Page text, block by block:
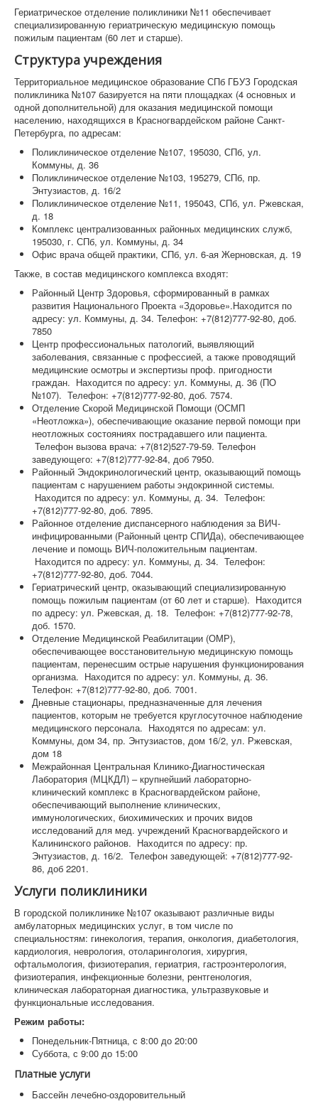
Гериатрическое отделение поликлиники №11 обеспечивает
специализированную гериатрическую медицинскую помощь
пожилым пациентам (60 лет и старше).
Структура учреждения
Территориальное медицинское образование СПб ГБУЗ Городская
поликлиника №107 базируется на пяти площадках (4 основных и
одной дополнительной) для оказания медицинской помощи
населению, находящихся в Красногвардейском районе Санкт-
Петербурга, по адресам:
Поликлиническое отделение №107, 195030, СПб, ул.
Коммуны, д. 36
Поликлиническое отделение №103, 195279, СПб, пр.
Энтузиастов, д. 16/2
Поликлиническое отделение №11, 195043, СПб, ул. Ржевская,
д. 18
Комплекс централизованных районных медицинских служб,
195030, г. СПб, ул. Коммуны, д. 34
Офис врача общей практики, СПб, ул. 6-ая Жерновская, д. 19
Также, в состав медицинского комплекса входят:
Районный Центр Здоровья, сформированный в рамках
развития Национального Проекта «Здоровье».Находится по
адресу: ул. Коммуны, д. 34. Телефон: +7(812)777-92-80, доб.
7850
Центр профессиональных патологий, выявляющий
заболевания, связанные с профессией, а также проводящий
медицинские осмотры и экспертизы проф. пригодности
граждан. Находится по адресу: ул. Коммуны, д. 36 (ПО
№107). Телефон: +7(812)777-92-80, доб. 7574.
Отделение Скорой Медицинской Помощи (ОСМП
«Неотложка»), обеспечивающие оказание первой помощи при
неотложных состояниях пострадавшего или пациента.
Телефон вызова врача: +7(812)527-79-59. Телефон
заведующего: +7(812)777-92-84, доб 7950.
Районный Эндокринологический центр, оказывающий помощь
пациентам с нарушением работы эндокринной системы.
Находится по адресу: ул. Коммуны, д. 34. Телефон:
+7(812)777-92-80, доб. 7895.
Районное отделение диспансерного наблюдения за ВИЧ-
инфицированными (Районный центр СПИДа), обеспечивающее
лечение и помощь ВИЧ-положительным пациентам.
Находится по адресу: ул. Коммуны, д. 34. Телефон:
+7(812)777-92-80, доб. 7044.
Гериатрический центр, оказывающий специализированную
помощь пожилым пациентам (от 60 лет и старше). Находится
по адресу: ул. Ржевская, д. 18. Телефон: +7(812)777-92-78,
доб. 1570.
Отделение Медицинской Реабилитации (ОМР),
обеспечивающее восстановительную медицинскую помощь
пациентам, перенесшим острые нарушения функционирования
организма. Находится по адресу: ул. Коммуны, д. 36.
Телефон: +7(812)777-92-80, доб. 7001.
Дневные стационары, предназначенные для лечения
пациентов, которым не требуется круглосуточное наблюдение
медицинского персонала. Находятся по адресам: ул.
Коммуны, дом 34, пр. Энтузиастов, дом 16/2, ул. Ржевская,
дом 18
Межрайонная Центральная Клинико-Диагностическая
Лаборатория (МЦКДЛ) – крупнейший лабораторно-
клинический комплекс в Красногвардейском районе,
обеспечивающий выполнение клинических,
иммунологических, биохимических и прочих видов
исследований для мед. учреждений Красногвардейского и
Калининского районов. Находится по адресу: пр.
Энтузиастов, д. 16/2. Телефон заведующей: +7(812)777-92-
86, доб 2201.
Услуги поликлиники
В городской поликлинике №107 оказывают различные виды
амбулаторных медицинских услуг, в том числе по
специальностям: гинекология, терапия, онкология, диабетология,
кардиология, неврология, отоларингология, хирургия,
офтальмология, физиотерапия, гериатрия, гастроэнтерология,
физиотерапия, инфекционные болезни, рентгенология,
клиническая лабораторная диагностика, ультразвуковые и
функциональные исследования.
Режим работы:
Понедельник-Пятница, с 8:00 до 20:00
Суббота, с 9:00 до 15:00
Платные услуги
Бассейн лечебно-оздоровительный